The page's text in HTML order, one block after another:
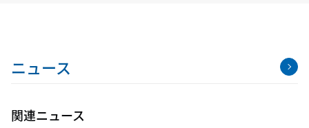
ニュース
関連ニュース